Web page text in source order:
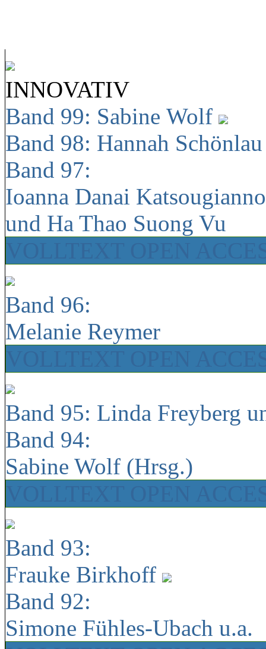
INNOVATIV
Band 99: Sabine Wolf
Band 98: Hannah
Band 97:
Ioanna Danai
und Ha Thao Suong Vu
Band 96:
Melanie Reymer
Band 95: Linda Freyberg
Band 94:
Sabine Wolf (Hrsg.)
Band 93:
Frauke Birkhoff
Band 92:
Simone Fühles-Ubach u.a.